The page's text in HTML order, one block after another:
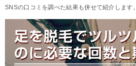
SNSの口コミを調べた結果も併せて紹介します。